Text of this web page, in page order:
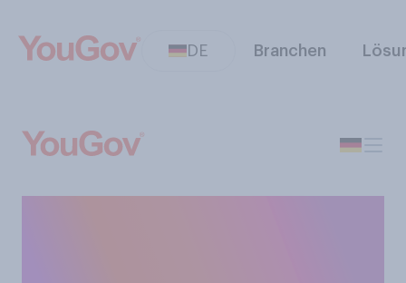
DE Branchen